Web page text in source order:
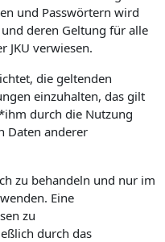
und Passwörtern wird
deren Geltung für alle
JKU verwiesen.
die geltenden
einzuhalten, das gilt
durch die Nutzung
Daten anderer
zu behandeln und nur im
Eine
zu
durch das